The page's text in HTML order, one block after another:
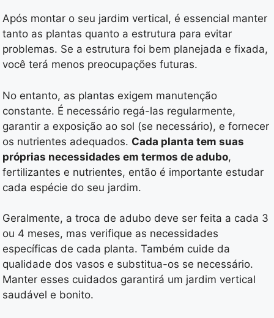
Após montar o seu jardim vertical, é essencial manter
tanto as plantas quanto a estrutura para evitar
problemas. Se a estrutura foi bem planejada e fixada,
você terá menos preocupações futuras.
No entanto, as plantas exigem manutenção
constante. É necessário regá-las regularmente,
garantir a exposição ao sol (se necessário), e fornecer
os nutrientes adequados. Cada planta tem suas
próprias necessidades em termos de adubo,
fertilizantes e nutrientes, então é importante estudar
cada espécie do seu jardim.
Geralmente, a troca de adubo deve ser feita a cada 3
ou 4 meses, mas verifique as necessidades
específicas de cada planta. Também cuide da
qualidade dos vasos e substitua-os se necessário.
Manter esses cuidados garantirá um jardim vertical
saudável e bonito.